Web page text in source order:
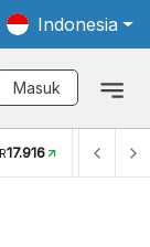
Indonesia
Masuk
17.916 INFLASI